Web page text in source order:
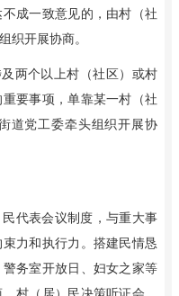
成一致意见的，由村（社
织开展协商。
两个以上村（社区）或村
重要事项，单靠某一村（社
道党工委牵头组织开展协
代表会议制度，与重大事
力和执行力。搭建民情恳
务室开放日、妇女之家等